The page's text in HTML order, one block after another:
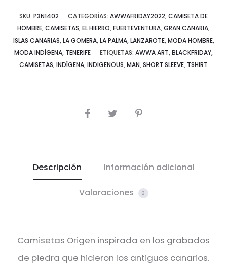
SKU: P3N1402 CATEGORÍAS: AWWAFRIDAY2022,CAMISETA DE
HOMBRE,CAMISETAS,EL HIERRO,FUERTEVENTURA,GRAN CANARIA,
ISLAS CANARIAS,LA GOMERA,LA PALMA,LANZAROTE,MODA HOMBRE,
MODA INDÍGENA, TENERIFE ETIQUETAS: AWWA ART,BLACKFRIDAY,
CAMISETAS,INDÍGENA,INDIGENOUS,MAN,SHORT SLEEVE, TSHIRT
SHARE
Descripción Información adicional
Valoraciones 0
Camisetas Origen inspirada en los grabados
de piedra que hicieron los antiguos canarios.